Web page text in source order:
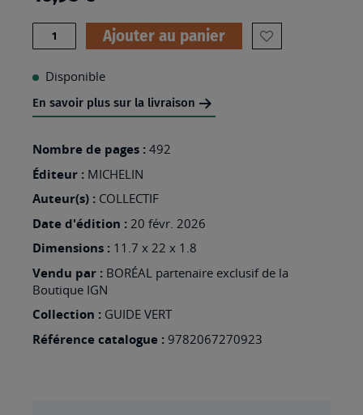
gallery
Quantité Ajouter au panier
AJOUTER
VOSGES
Disponible
En savoir plus sur la livraison
Nombre de pages : 492
Éditeur : MICHELIN
Auteur(s) : COLLECTIF
Date d'édition : 20 févr. 2026
Dimensions : 11.7 x 22 x 1.8
Vendu par : BORÉAL partenaire exclusif de la
Boutique IGN
Collection : GUIDE VERT
Référence catalogue : 9782067270923